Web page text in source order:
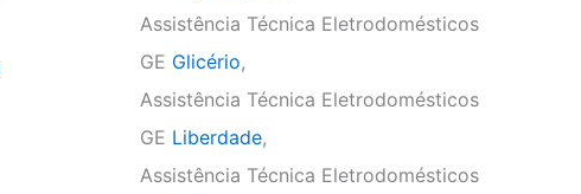
Assistência Técnica Eletrodomésticos
GE Glicério,
Assistência Técnica Eletrodomésticos
GE Liberdade,
Assistência Técnica Eletrodomésticos